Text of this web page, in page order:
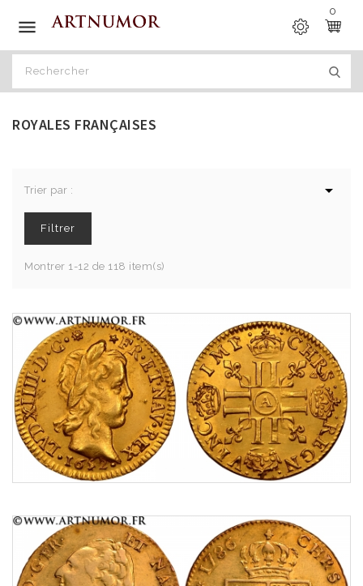

0
ROYALES FRANÇAISES
Trier par : 
Filtrer
Montrer 1-12 de 118 item(s)